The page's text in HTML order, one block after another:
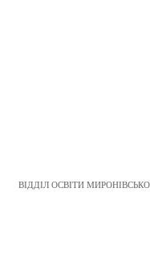
ВІДДІЛ ОСВІТИ